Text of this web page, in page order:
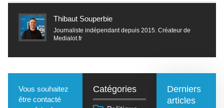
Thibaut Souperbie
Journaliste indépendant depuis 2015. Créateur de
Medialot.fr
Vous souhaitez
être contacté
Catégories
Derniers
articles